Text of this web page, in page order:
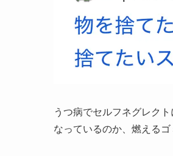
うつ病でセルフネグレク
なっているのか、燃えるゴ